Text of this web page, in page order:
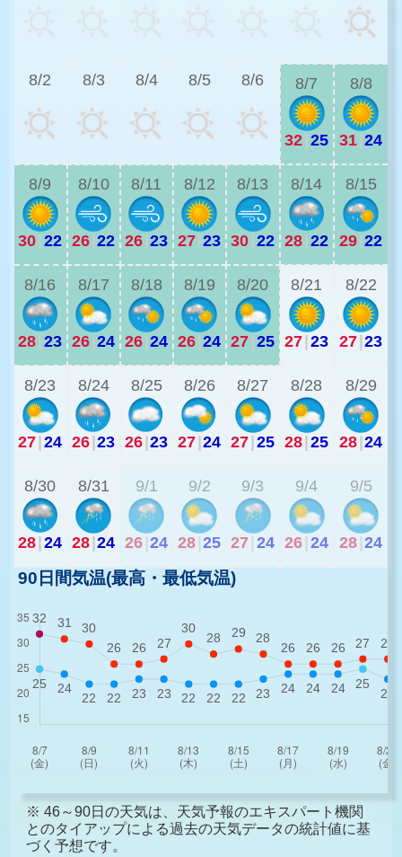
8/2 8/3 8/4 8/5 8/6 8/7
32|25
8/8
31|24
8/9
30|22
8/10
26|22
8/11
26|23
8/12
27|23
8/13
30|22
8/14
28|22
8/15
29|22
8/16
28|23
8/17
26|24
8/18
26|24
8/19
26|24
8/20
27|25
8/21
27|23
8/22
27|23
8/23
27|24
8/24
26|23
8/25
26|23
8/26
27|24
8/27
27|25
8/28
28|25
8/29
28|24
8/30
28|24
8/31
28|24
9/1
26 24
9/2
28 25
9/3
27 24
9/4
26 24
9/5
28 24
90日間気温(最高・最低気温)
※ 46～90日の天気は、天気予報のエキスパート機関
とのタイアップによる過去の天気データの統計値に基
づく予想です。